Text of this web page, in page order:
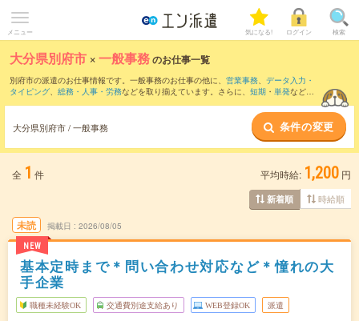
メニュー 気になる! ログイン 検索
大分県別府市 ×一般事務のお仕事一覧
別府市の派遣のお仕事情報です。一般事務のお仕事の他に、 営業事務、 データ入力・
タイピング、 総務・人事・労務などを取り揃えています。さらに、 短期 ・ 単発などの
大分県別府市 / 一般事務 条件の変更
全 1 件 平均時給: 1,200 円
新着順 時給順
未読
NEW
掲載日 2026/08/05
基本定時まで＊問い合わせ対応など＊憧れの大
手企業
職種未経験OK 交通費別途支給あり WEB登録OK 派遣